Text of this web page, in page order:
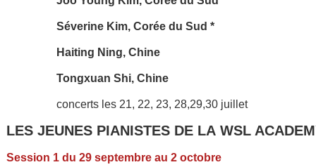
Séverine Kim, Corée du Sud *
Haiting Ning, Chine
Tongxuan Shi, Chine
concerts les 21, 22, 23, 28,29,30 juillet
LES JEUNES PIANISTES DE LA WSL
Session 1 du 29 septembre au 2 octobre